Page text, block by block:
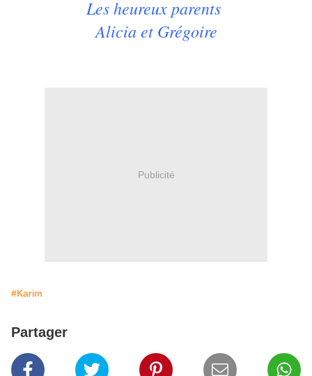
Les heureux parents
Alicia et Grégoire
Publicité
#Karim
Partager